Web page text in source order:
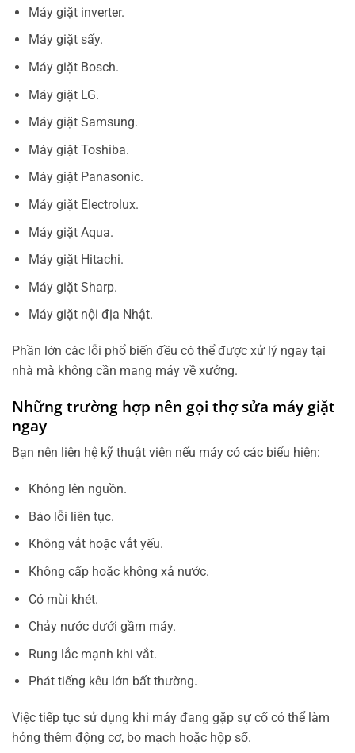
Máy giặt inverter.
Máy giặt sấy.
Máy giặt Bosch.
Máy giặt LG.
Máy giặt Samsung.
Máy giặt Toshiba.
Máy giặt Panasonic.
Máy giặt Electrolux.
Máy giặt Aqua.
Máy giặt Hitachi.
Máy giặt Sharp.
Máy giặt nội địa Nhật.
Phần lớn các lỗi phổ biến đều có thể được xử lý ngay tại
nhà mà không cần mang máy về xưởng.
Những trường hợp nên gọi thợ sửa máy giặt
ngay
Bạn nên liên hệ kỹ thuật viên nếu máy có các biểu hiện:
Không lên nguồn.
Báo lỗi liên tục.
Không vắt hoặc vắt yếu.
Không cấp hoặc không xả nước.
Có mùi khét.
Chảy nước dưới gầm máy.
Rung lắc mạnh khi vắt.
Phát tiếng kêu lớn bất thường.
Việc tiếp tục sử dụng khi máy đang gặp sự cố có thể làm
hỏng thêm động cơ, bo mạch hoặc hộp số.